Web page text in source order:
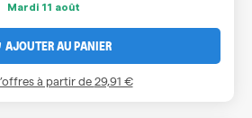
Mardi 11 août
AJOUTER AU PANIER
à partir de29,91 €